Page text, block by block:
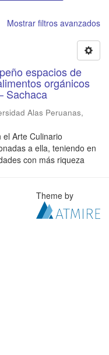
Mostrar filtros avanzados
espacios de
orgánicos
Sachaca
Alas Peruanas,
Arte Culinario
a ella, teniendo en
con más riqueza
Theme by